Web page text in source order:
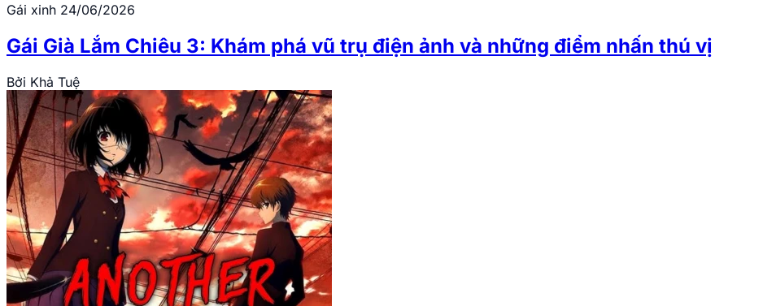
Gái xinh 24/06/2026
Gái Già Lắm Chiêu 3: Khám phá vũ trụ điện ảnh và những điểm nhấn thú vị
Bởi Khả Tuệ